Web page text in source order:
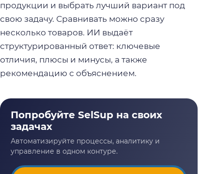
продукции и выбрать лучший вариант под
свою задачу. Сравнивать можно сразу
несколько товаров. ИИ выдаёт
структурированный ответ: ключевые
отличия, плюсы и минусы, а также
рекомендацию с объяснением.